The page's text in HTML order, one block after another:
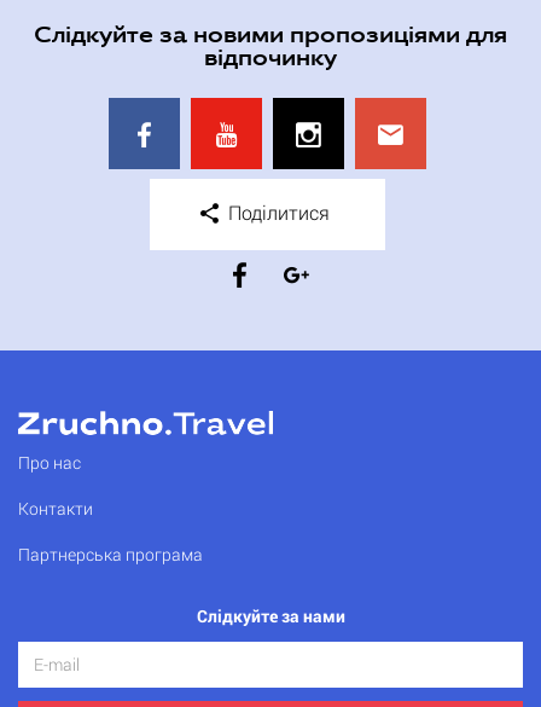
Слідкуйте за новими пропозиціями для
відпочинку
Поділитися
Про нас
Контакти
Партнерська програма
Слідкуйте за нами